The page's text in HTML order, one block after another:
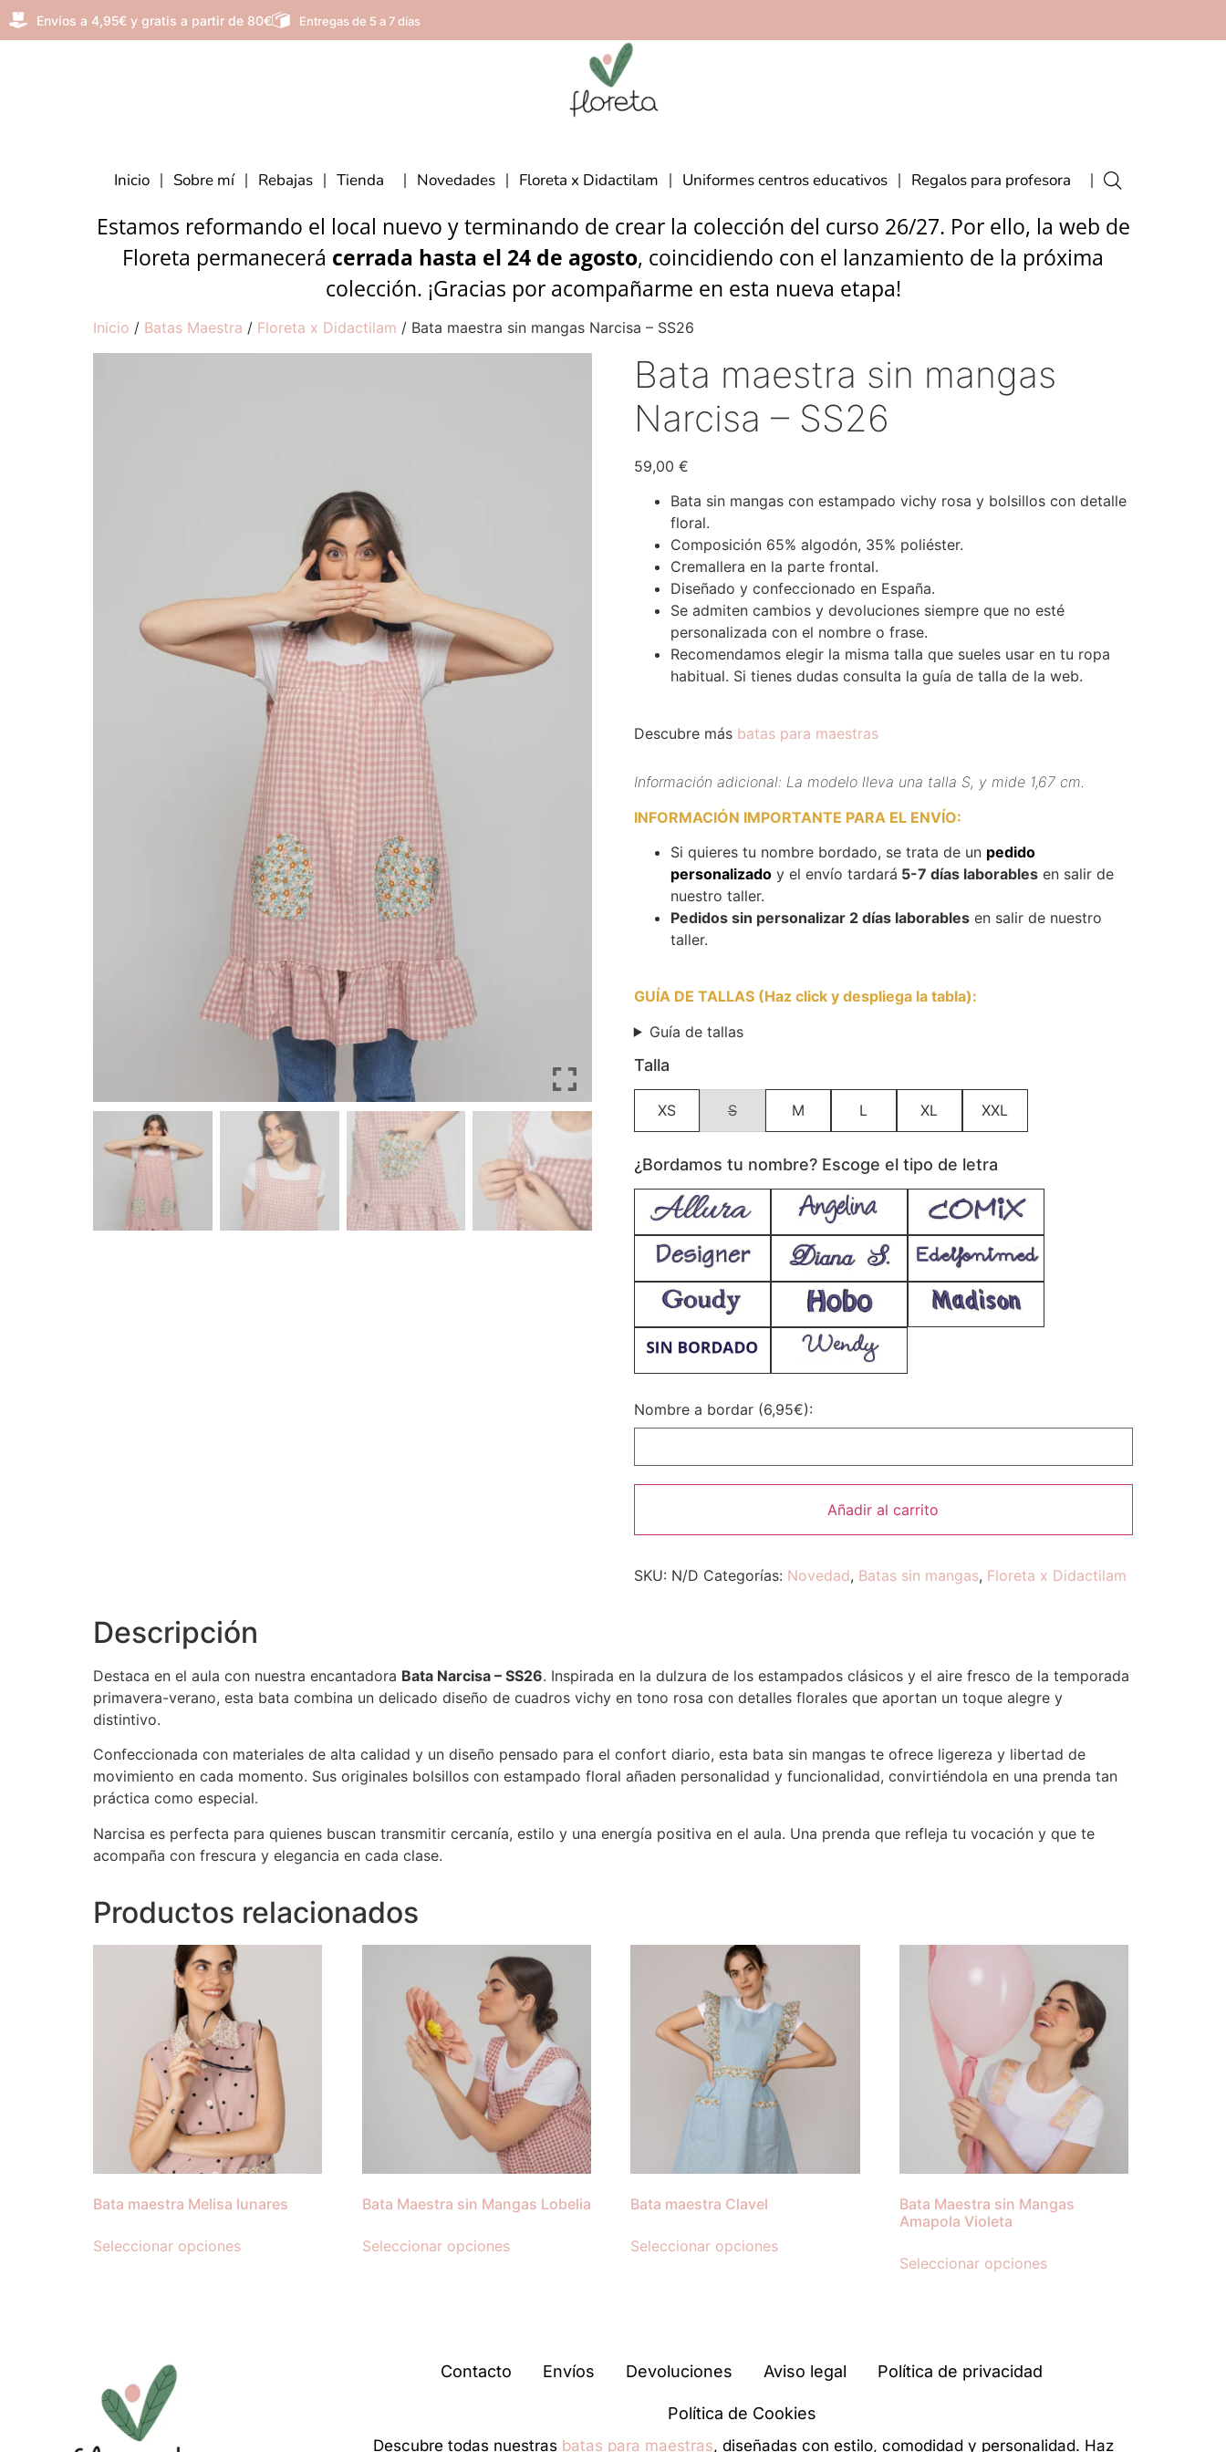
Envíos a 4,95€ y gratis a partir de 80€ Entregas de 5 a 7 días
Inicio Sobre mí Rebajas Tienda Novedades Floreta x Didactilam Uniformes centros educativos Regalos para profesora
Estamos reformando el local nuevo y terminando de crear la colección del curso 26/27. Por ello, la web de
Floreta permanecerá cerrada hasta el 24 de agosto, coincidiendo con el lanzamiento de la próxima
colección. ¡Gracias por acompañarme en esta nueva etapa!
Inicio / Batas Maestra / Floreta x Didactilam / Bata maestra sin mangas Narcisa – SS26
Bata maestra sin mangas
Narcisa – SS26
59,00 €
Bata sin mangas con estampado vichy rosa y bolsillos con detalle
floral.
Composición 65% algodón, 35% poliéster.
Cremallera en la parte frontal.
Diseñado y confeccionado en España.
Se admiten cambios y devoluciones siempre que no esté
personalizada con el nombre o frase.
Recomendamos elegir la misma talla que sueles usar en tu ropa
habitual. Si tienes dudas consulta la guía de talla de la web.
Descubre más batas para maestras
Información adicional: La modelo lleva una talla S, y mide 1,67 cm.
INFORMACIÓN IMPORTANTE PARA EL ENVÍO:
Si quieres tu nombre bordado, se trata de un pedido
personalizadoy el envío tardará 5-7 días laborablesen salir de
nuestro taller.
Pedidos sin personalizar 2 días laborablesen salir de nuestro
taller.
GUÍA DE TALLAS (Haz click y despliega la tabla):
Guía de tallas
Talla
XS S M L XL XXL
¿Bordamos tu nombre? Escoge el tipo de letra
Nombre a bordar (6,95€):
Añadir al carrito
SKU: N/D Categorías: Novedad, Batas sin mangas, Floreta x Didactilam
Descripción
Destaca en el aula con nuestra encantadora Bata Narcisa – SS26. Inspirada en la dulzura de los estampados clásicos y el aire fresco de la temporada
primavera-verano, esta bata combina un delicado diseño de cuadros vichy en tono rosa con detalles florales que aportan un toque alegre y
distintivo.
Confeccionada con materiales de alta calidad y un diseño pensado para el confort diario, esta bata sin mangas te ofrece ligereza y libertad de
movimiento en cada momento. Sus originales bolsillos con estampado floral añaden personalidad y funcionalidad, convirtiéndola en una prenda tan
práctica como especial.
Narcisa es perfecta para quienes buscan transmitir cercanía, estilo y una energía positiva en el aula. Una prenda que refleja tu vocación y que te
acompaña con frescura y elegancia en cada clase.
Productos relacionados
Bata maestra Melisa lunares
Seleccionar opciones
Bata Maestra sin Mangas Lobelia
Seleccionar opciones
Bata maestra Clavel
Seleccionar opciones
Bata Maestra sin Mangas
Amapola Violeta
Seleccionar opciones
Contacto Envíos Devoluciones Aviso legal Política de privacidad
Política de Cookies
Descubre todas nuestras batas para maestras, diseñadas con estilo, comodidad y personalidad. Haz